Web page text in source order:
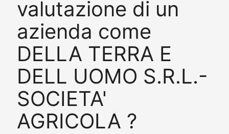
valutazione di un
azienda come
DELLA TERRA E
DELL UOMO S.R.L.-
SOCIETA'
AGRICOLA ?